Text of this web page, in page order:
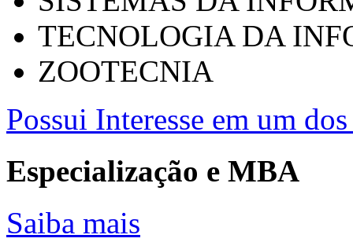
TECNOLOGIA DA
ZOOTECNIA
Possui Interesse em um
Especialização e MBA
Saiba mais